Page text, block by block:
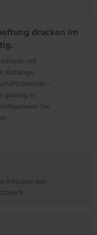
drucken im
mit
Kataloge,
–
günstig in
Sie
inklusive des